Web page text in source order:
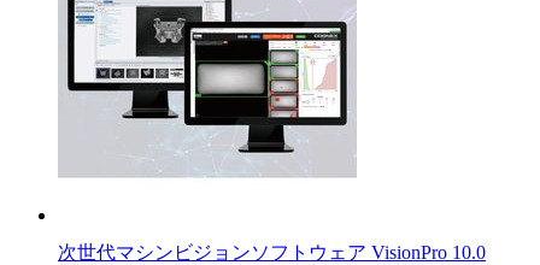
次世代マシンビジョンソフトウェア VisionPro 10.0